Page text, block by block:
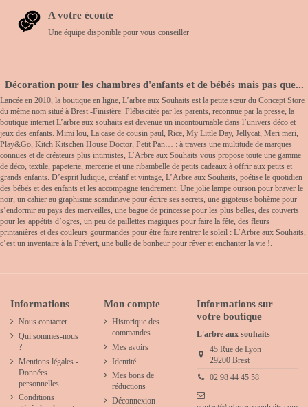
A votre écoute
Une équipe disponible pour vous conseiller
Décoration pour les chambres d'enfants et de bébés mais pas que...
Lancée en 2010, la boutique en ligne, L’arbre aux Souhaits est la petite sœur du Concept Store
du même nom situé à Brest -Finistère. Plébiscitée par les parents, reconnue par la presse, la
boutique internet L’arbre aux souhaits est devenue un incontournable dans l’univers déco et
jeux des enfants. Mimi lou, La case de cousin paul, Rice, My Little Day, Jellycat, Meri meri,
Play&Go, Kitch Kitschen House Doctor, Petit Pan… : à travers une multitude de marques
connues et de créateurs plus intimistes, L’Arbre aux Souhaits vous propose toute une gamme
de déco, textile, papeterie, mercerie et une ribambelle de petits cadeaux à offrir aux petits et
grands enfants. D’esprit ludique, créatif et vintage, L’Arbre aux Souhaits, poétise le quotidien
des bébés et des enfants et les accompagne tendrement. Une jolie lampe ourson pour braver le
noir, un cahier au graphisme scandinave pour écrire ses secrets, une gigoteuse bohème pour
s’endormir au pays des merveilles, une bague de princesse pour les plus belles, des couverts
pour les appétits d’ogres, un peu de paillettes magiques pour faire la fête, des fleurs
printanières et des couleurs gourmandes pour être faire rentrer le soleil : L’Arbre aux Souhaits,
c’est un inventaire à la Prévert, une bulle de bonheur pour rêver et enchanter la vie !.
Informations
Nous contacter
Qui sommes-nous
?
Mentions légales -
Données
personnelles
Conditions
Mon compte
Historique des
commandes
Mes avoirs
Identité
Mes bons de
réductions
Déconnexion
Informations sur
votre boutique
L'arbre aux souhaits
45 Rue de Lyon
29200 Brest
02 98 44 45 58